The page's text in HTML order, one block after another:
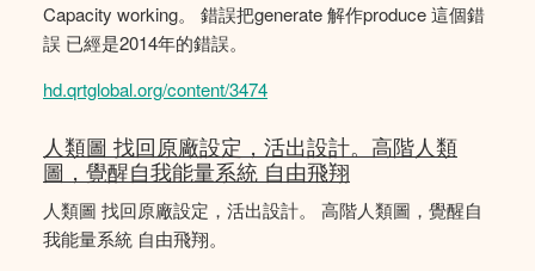
Capacity working。 錯誤把generate 解作produce 這個錯
誤 已經是2014年的錯誤。
hd.qrtglobal.org/content/3474
人類圖 找回原廠設定，活出設計。高階人類
圖，覺醒自我能量系統 自由飛翔
人類圖 找回原廠設定，活出設計。 高階人類圖，覺醒自
我能量系統 自由飛翔。